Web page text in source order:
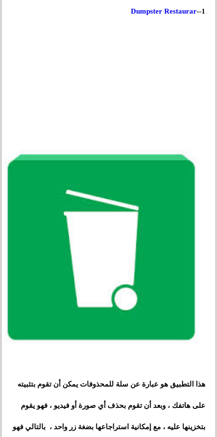
1--
Dumpster Restaurar
هذا التطبيق هو عبارة عن سلة للمحذوفات يمكن أن تقوم بتثبيته
على هاتفك ، وبعد أن تقوم بحذف أيصورة أو فيديو ، فهو يقوم
بتخزينها عليه ، مع إمكانية استراجاعها بضغة زر واحد ، بالتالي فهو